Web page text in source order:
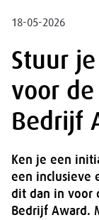
18-05-2026
Stuur
voor de
Bedrijf
Ken je een
een inclusieve
dit dan in voor
Bedrijf Award.